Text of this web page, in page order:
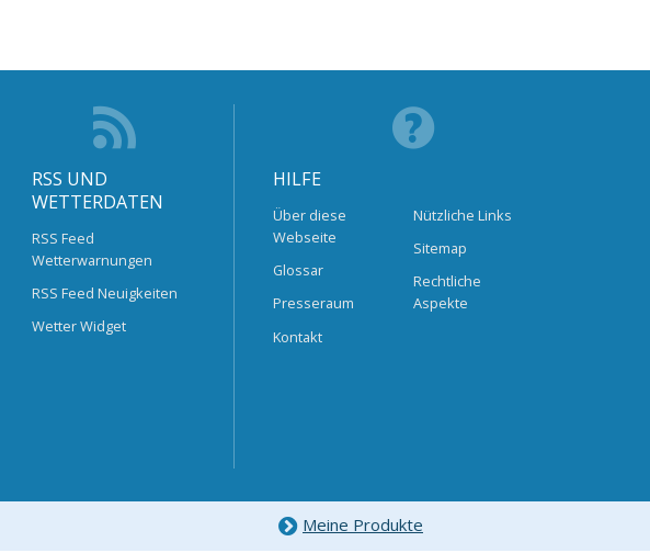
RSS UND
WETTERDATEN
RSS Feed
Wetterwarnungen
RSS Feed Neuigkeiten
Wetter Widget
HILFE
Über diese
Webseite
Glossar
Presseraum
Kontakt
Nützliche Links
Sitemap
Rechtliche
Aspekte
Meine Produkte